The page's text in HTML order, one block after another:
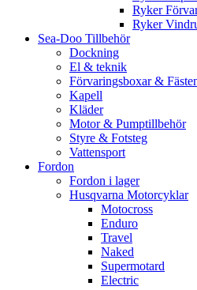
Ryker
Ryker
Sea-Doo Tillbehör
Dockning
El & teknik
Förvaringsboxar &
Kapell
Kläder
Motor & Pumptillbehör
Styre & Fotsteg
Vattensport
Fordon
Fordon i lager
Husqvarna Motorcyklar
Motocross
Enduro
Travel
Naked
Supermotard
Electric